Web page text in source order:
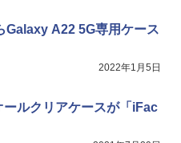
Galaxy A22 5G専用ケース
2022年1月5日
ルクリアケースが「iFac